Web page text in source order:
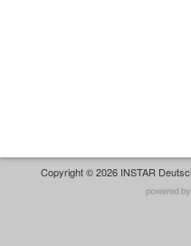
Copyright © 2026 INSTAR